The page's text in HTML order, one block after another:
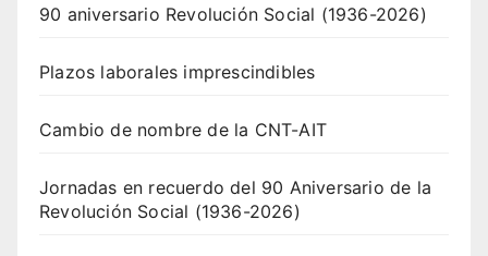
90 aniversario Revolución Social (1936-2026)
Plazos laborales imprescindibles
Cambio de nombre de la CNT-AIT
Jornadas en recuerdo del 90 Aniversario de la
Revolución Social (1936-2026)